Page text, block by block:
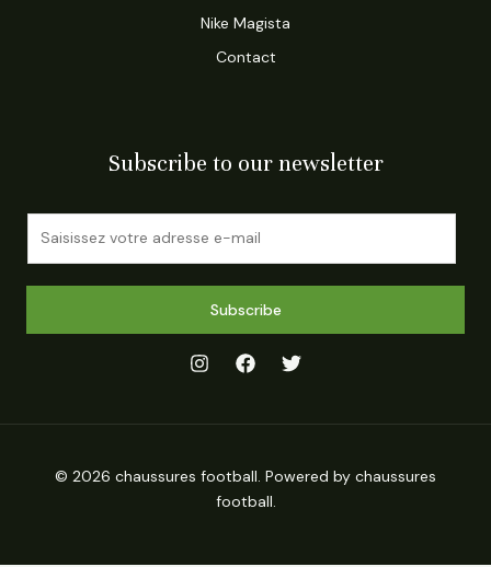
Nike Magista
Contact
Subscribe to our newsletter
Subscribe
© 2026 chaussures football. Powered by chaussures
football.